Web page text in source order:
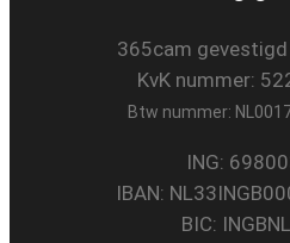
365cam
KvK nummer:
Btw nummer:
ING:
IBAN:
BIC: